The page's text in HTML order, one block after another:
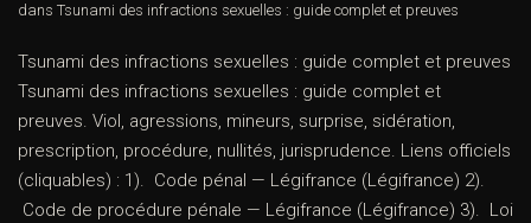
dans Tsunami des infractions sexuelles : guide complet et preuves
Tsunami des infractions sexuelles : guide complet et preuves
Tsunami des infractions sexuelles : guide complet et
preuves. Viol, agressions, mineurs, surprise, sidération,
prescription, procédure, nullités, jurisprudence. Liens officiels
(cliquables) : 1). Code pénal — Légifrance (Légifrance) 2).
Code de procédure pénale — Légifrance (Légifrance) 3). Loi